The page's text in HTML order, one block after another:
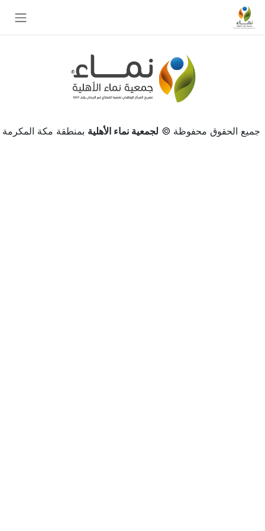
تخطي للذهاب إلى المحتوى
جميع الحقوق محفوظة © لجمعية نماء الأهلية بمنطقة مكة المكرمة